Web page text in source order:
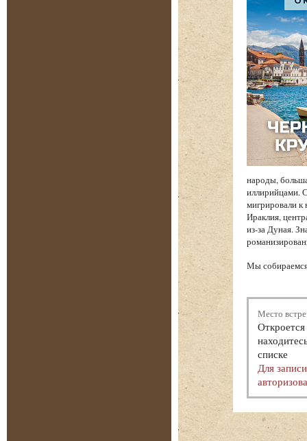
народы,
иллирийцами.
мигрировали к
Ираклия,
из-за Дуная.
Мы собираемся
Место
списке
Для